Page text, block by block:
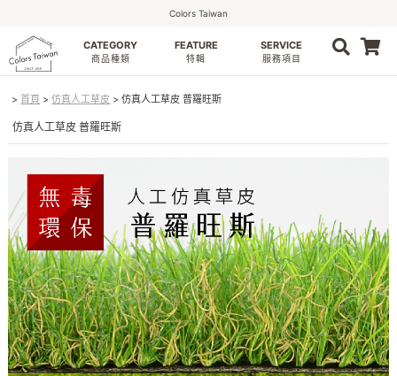
Colors Taiwan
CATEGORY
商品種類
FEATURE
特輯
SERVICE
服務項目
首頁 仿真人工草皮 仿真人工草皮 普羅旺斯
仿真人工草皮 普羅旺斯